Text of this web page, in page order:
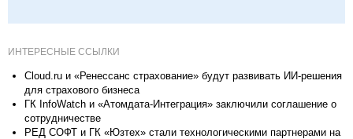
ИНТЕРЕСНЫЕ ССЫЛКИ
Cloud.ru и «Ренессанс страхование» будут развивать ИИ-решения
для страхового бизнеса
ГК InfoWatch и «Атомдата-Интеграция» заключили соглашение о
сотрудничестве
РЕД СОФТ и ГК «Юзтех» стали технологическими партнерами на